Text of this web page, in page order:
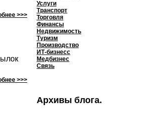
>>>
>>>
Услуги
Транспорт
Торговля
Финансы
Недвижимость
Туризм
Производство
ИТ-бизнесс
Медбизнес
Связь
Архивы блога.